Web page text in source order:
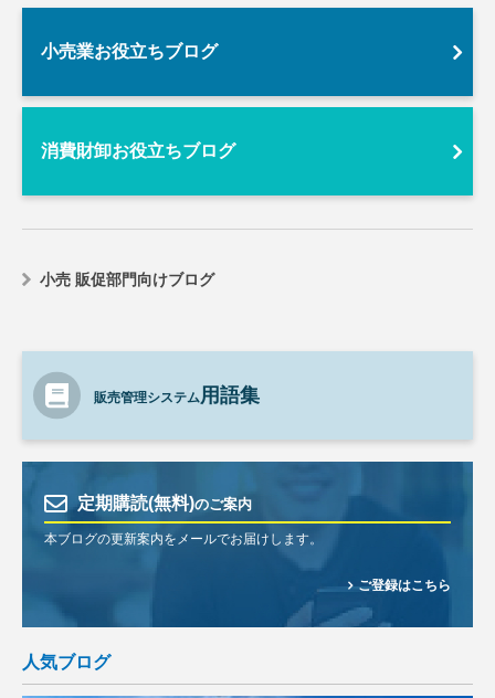
小売業お役立ちブログ
消費財卸お役立ちブログ
小売 販促部門向けブログ
販売管理システム 用語集
定期購読(無料)のご案内
本ブログの更新案内をメールでお届けします。
ご登録はこちら
人気ブログ